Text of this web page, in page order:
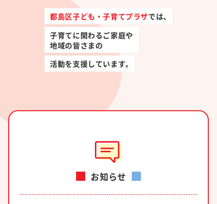
都島区子ども・子育てプラザでは、
子育てに関わるご家庭や
地域の皆さまの
活動を支援しています。
お知らせ